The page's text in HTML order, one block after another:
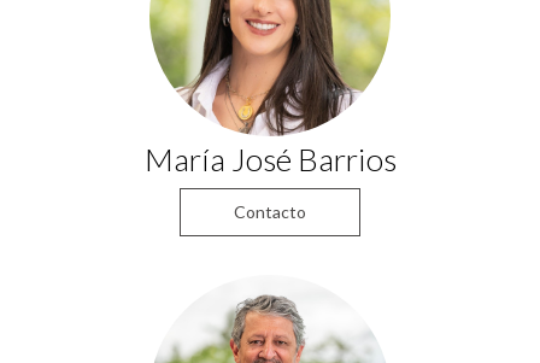
María José Barrios
Contacto